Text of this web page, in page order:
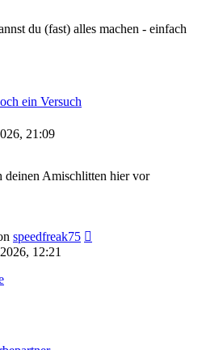
du (fast) alles machen - einfach
ein Versuch
21:09
deinen Amischlitten hier vor
speedfreak75
12:21